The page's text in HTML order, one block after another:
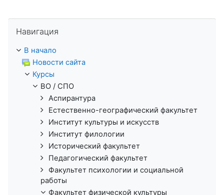
Навигация
В начало
Новости сайта
Курсы
ВО / СПО
Аспирантура
Естественно-географический факультет
Институт культуры и искусств
Институт филологии
Исторический факультет
Педагогический факультет
Факультет психологии и социальной
работы
Факультет физической культуры